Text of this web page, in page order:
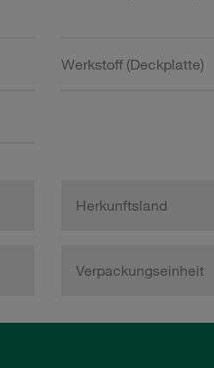
Werkstoff (Deckplatte)
Herkunftsland
Verpackungseinheit